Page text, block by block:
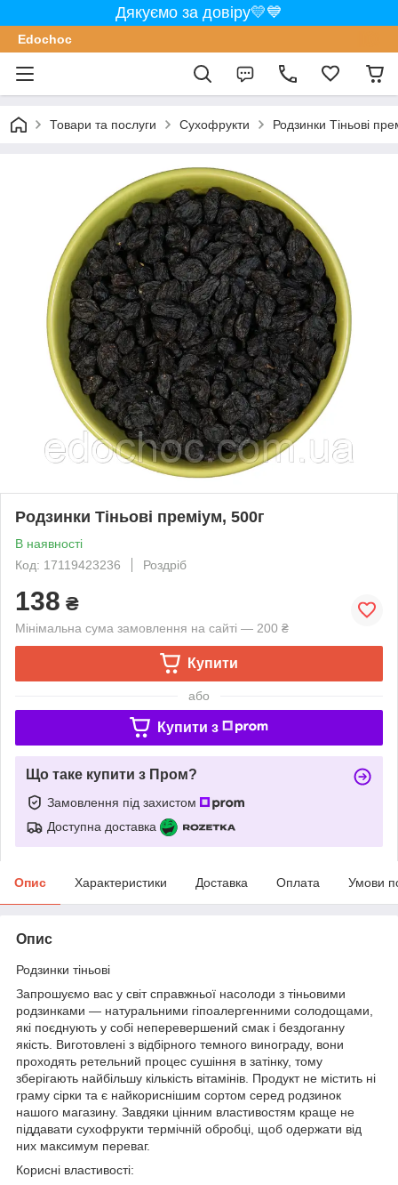
Дякуємо за довіру💛💙
Edochoс
Товари та послуги Сухофрукти Родзинки Тіньові
Родзинки Тіньові преміум, 500г
В наявності
Код: 17119423236
Роздріб
138 ₴
Мінімальна сума замовлення на сайті — 200 ₴
Купити
або
Купити з
Що таке купити з Пром?
Замовлення під захистом
Доступна доставка
Опис Характеристики Доставка Оплата Умови
Опис
Родзинки тіньові
Запрошуємо вас у світ справжньої насолоди з тіньовими
родзинками — натуральними гіпоалергенними солодощами,
які поєднують у собі неперевершений смак і бездоганну
якість. Виготовлені з відбірного темного винограду, вони
проходять ретельний процес сушіння в затінку, тому
зберігають найбільшу кількість вітамінів. Продукт не містить ні
граму сірки та є найкориснішим сортом серед родзинок
нашого магазину. Завдяки цінним властивостям краще не
піддавати сухофрукти термічній обробці, щоб одержати від
них максимум переваг.
Корисні властивості: